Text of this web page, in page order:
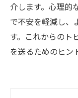
介します。心理的
で不安を軽減し、
す。これからのト
を送るためのヒン